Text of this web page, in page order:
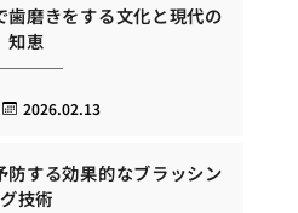
歯磨きをする文化と現代の
知恵
2026.02.13
する効果的なブラッシン
グ技術